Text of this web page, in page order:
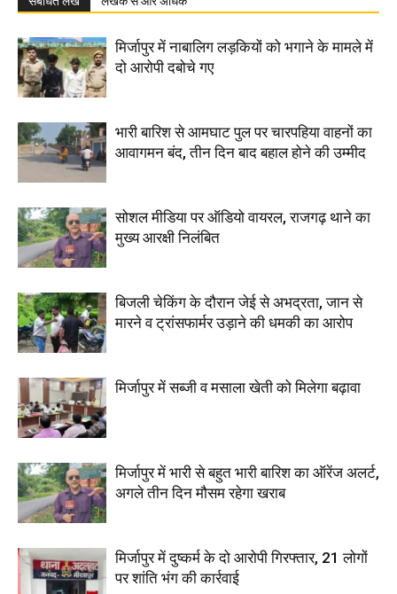
मिर्जापुर में नाबालिग लड़कियों को भगाने के मामले में
दो आरोपी दबोचे गए
भारी बारिश से आमघाट पुल पर चारपहिया वाहनों का
आवागमन बंद, तीन दिन बाद बहाल होने की उम्मीद
सोशल मीडिया पर ऑडियो वायरल, राजगढ़ थाने का
मुख्य आरक्षी निलंबित
बिजली चेकिंग के दौरान जेई से अभद्रता, जान से
मारने व ट्रांसफार्मर उड़ाने की धमकी का आरोप
मिर्जापुर में सब्जी व मसाला खेती को मिलेगा बढ़ावा
मिर्जापुर में भारी से बहुत भारी बारिश का ऑरेंज अलर्ट,
अगले तीन दिन मौसम रहेगा खराब
मिर्जापुर में दुष्कर्म के दो आरोपी गिरफ्तार, 21 लोगों
पर शांति भंग की कार्रवाई